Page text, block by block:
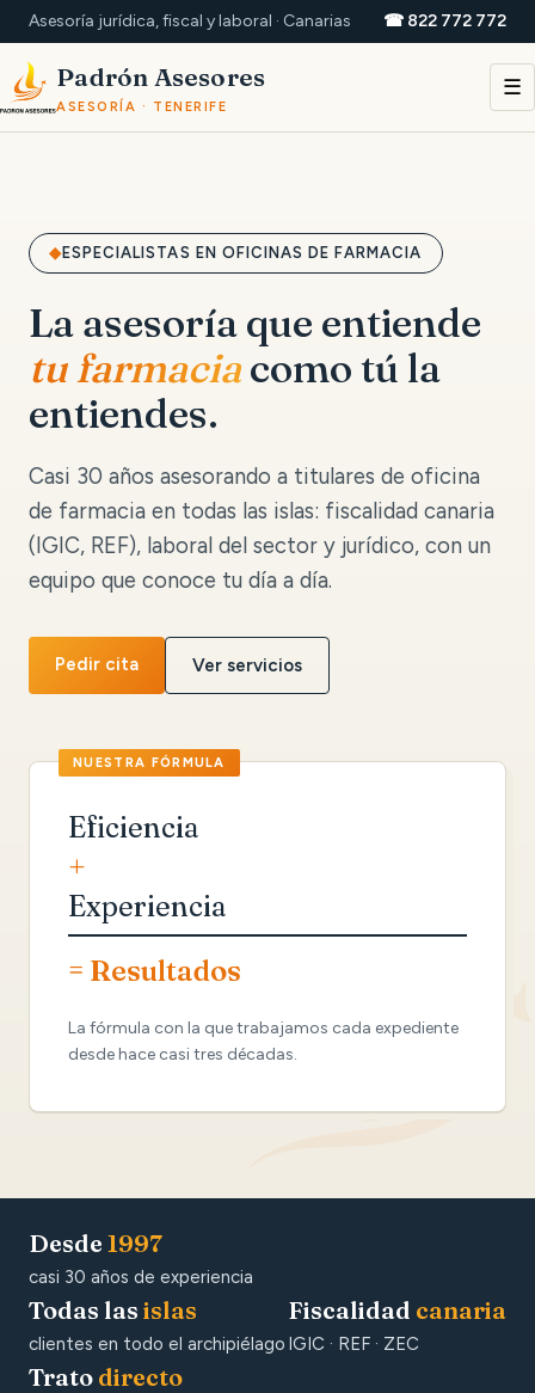
Asesoría jurídica, fiscal y laboral · Canarias ☎ 822 772 772
Padrón Asesores
ASESORÍA · TENERIFE
☰
ESPECIALISTAS EN OFICINAS DE FARMACIA
La asesoría que entiende
tu farmaciacomo tú la
entiendes.
Casi 30 años asesorando a titulares de oficina
de farmacia en todas las islas: fiscalidad canaria
(IGIC, REF), laboral del sector y jurídico, con un
equipo que conoce tu día a día.
Pedir cita Ver servicios
Eficiencia
+
Experiencia
= Resultados
La fórmula con la que trabajamos cada expediente
desde hace casi tres décadas.
Desde 1997
casi 30 años de experiencia
Todas las islas
clientes en todo el archipiélago
Fiscalidad canaria
IGIC · REF · ZEC
Trato directo